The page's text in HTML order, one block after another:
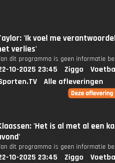
'Ik voel me
verlies'
dit programma is geen informatie
10-2025 23:45 Ziggo
Alle afleveringen
'Het is al met al een
dit programma is geen informatie
10-2025 23:45 Ziggo